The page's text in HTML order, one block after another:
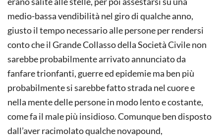
medio-bassa vendibilità nel giro di qualche anno,
giusto il tempo necessario alle persone per rendersi
conto che il Grande Collasso della Società Civile non
sarebbe probabilmente arrivato annunciato da
fanfare trionfanti, guerre ed epidemie ma ben più
probabilmente si sarebbe fatto strada nel cuore e
nella mente delle persone in modo lento e costante,
come fa il male più insidioso. Comunque ben disposto
dall’aver racimolato qualche novapound,